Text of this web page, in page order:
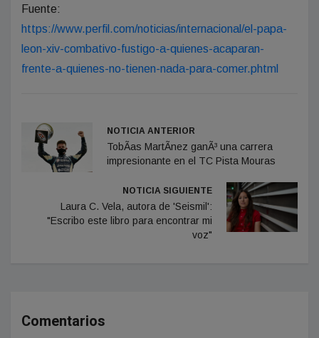
Fuente:
https://www.perfil.com/noticias/internacional/el-papa-
leon-xiv-combativo-fustigo-a-quienes-acaparan-
frente-a-quienes-no-tienen-nada-para-comer.phtml
NOTICIA ANTERIOR
TobÃ­as MartÃ­nez ganÃ³ una carrera
impresionante en el TC Pista Mouras
NOTICIA SIGUIENTE
Laura C. Vela, autora de 'Seismil':
"Escribo este libro para encontrar mi
voz"
Comentarios